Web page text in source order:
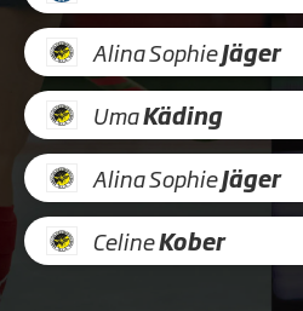
Alina SophieJäger
UmaKäding
Alina SophieJäger
CelineKober